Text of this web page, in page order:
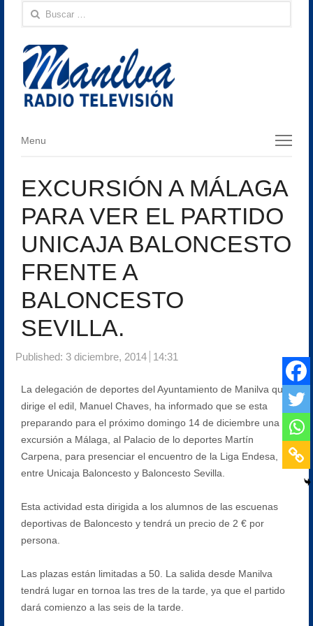
Buscar:
Menu
Menu
EXCURSIÓN A MÁLAGA
PARA VER EL PARTIDO
UNICAJA BALONCESTO
FRENTE A
BALONCESTO
SEVILLA.
Published: 3 diciembre, 2014 14:31
La delegación de deportes del Ayuntamiento de Manilva que
dirige el edil, Manuel Chaves, ha informado que se esta
preparando para el próximo domingo 14 de diciembre una
excursión a Málaga, al Palacio de lo deportes Martín
Carpena, para presenciar el encuentro de la Liga Endesa,
entre Unicaja Baloncesto y Baloncesto Sevilla.
Esta actividad esta dirigida a los alumnos de las escuenas
deportivas de Baloncesto y tendrá un precio de 2 € por
persona.
Las plazas están limitadas a 50. La salida desde Manilva
tendrá lugar en tornoa las tres de la tarde, ya que el partido
dará comienzo a las seis de la tarde.